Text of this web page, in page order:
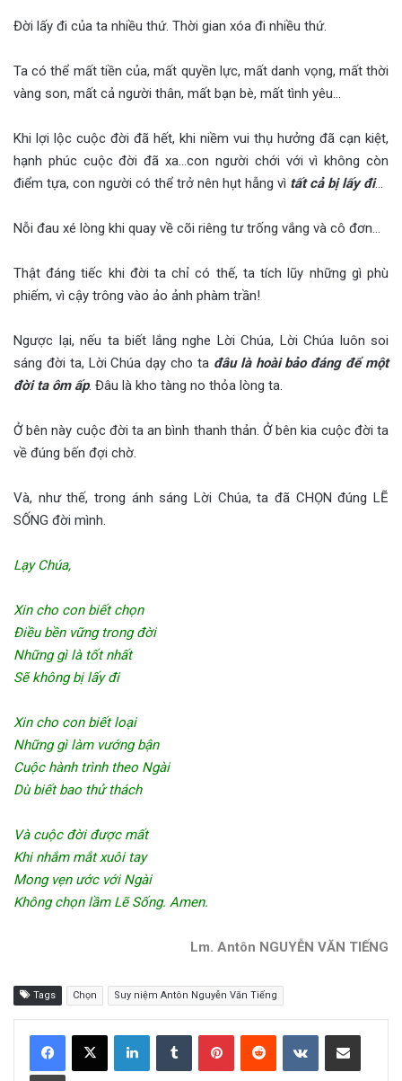
Đời lấy đi của ta nhiều thứ. Thời gian xóa đi nhiều thứ.
Ta có thể mất tiền của, mất quyền lực, mất danh vọng, mất thời
vàng son, mất cả người thân, mất bạn bè, mất tình yêu…
Khi lợi lộc cuộc đời đã hết, khi niềm vui thụ hưởng đã cạn kiệt,
hạnh phúc cuộc đời đã xa…con người chới với vì không còn
điểm tựa, con người có thể trở nên hụt hẫng vì tất cả bị lấy đi…
Nỗi đau xé lòng khi quay về cõi riêng tư trống vắng và cô đơn…
Thật đáng tiếc khi đời ta chỉ có thế, ta tích lũy những gì phù
phiếm, vì cậy trông vào ảo ảnh phàm trần!
Ngược lại, nếu ta biết lắng nghe Lời Chúa, Lời Chúa luôn soi
sáng đời ta, Lời Chúa dạy cho ta đâu là hoài bảo đáng để một
đời ta ôm ấp. Đâu là kho tàng no thỏa lòng ta.
Ở bên này cuộc đời ta an bình thanh thản. Ở bên kia cuộc đời ta
về đúng bến đợi chờ.
Và, như thế, trong ánh sáng Lời Chúa, ta đã CHỌN đúng LẼ
SỐNG đời mình.
Lạy Chúa,
Xin cho con biết chọn
Điều bền vững trong đời
Những gì là tốt nhất
Sẽ không bị lấy đi
Xin cho con biết loại
Những gì làm vướng bận
Cuộc hành trình theo Ngài
Dù biết bao thử thách
Và cuộc đời được mất
Khi nhắm mắt xuôi tay
Mong vẹn ước với Ngài
Không chọn lầm Lẽ Sống. Amen.
Lm. Antôn NGUYỄN VĂN TIẾNG
Tags Chọn Suy niệm Antôn Nguyễn Văn Tiếng